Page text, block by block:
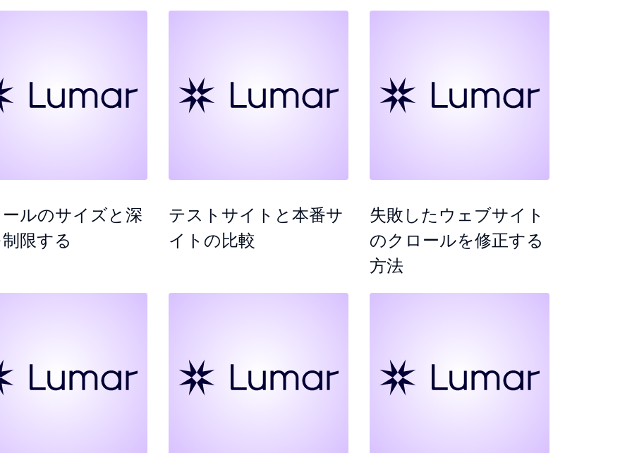
ルのサイズと深
限する
テストサイトと本番サ
イトの比較
失敗したウェブサイト
のクロールを修正する
方法